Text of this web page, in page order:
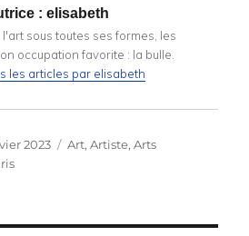
: elisabeth
sous toutes ses formes, les
occupation favorite : la bulle.
les articles par elisabeth
2023 Catégories
Art,Artiste,Arts